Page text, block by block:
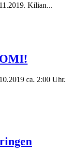
Kilian...
ca. 2:00 Uhr.